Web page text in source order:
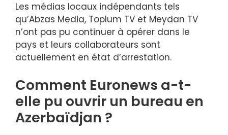
Les médias locaux indépendants tels
qu’Abzas Media, Toplum TV et Meydan TV
n’ont pas pu continuer à opérer dans le
pays et leurs collaborateurs sont
actuellement en état d’arrestation.
Comment Euronews a-t-
elle pu ouvrir un bureau en
Azerbaïdjan ?